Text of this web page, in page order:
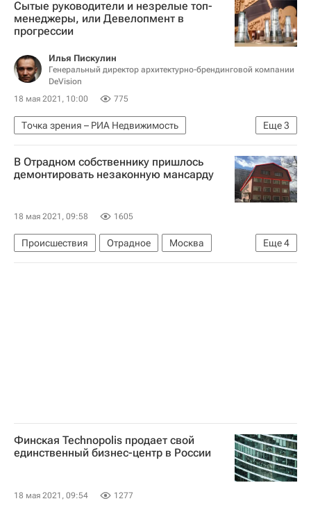
Комплекс городского хозяйства Москвы
Москва
Реставрация
Фонд капитального ремонта Москвы
Россия
Аналитика – РИА Недвижимость
Сытые руководители и незрелые топ-
менеджеры, или Девелопмент в
прогрессии
Илья Пискулин
Генеральный директор архитектурно-брендинговой компании
DeVision
18 мая 2021, 10:00
775
Еще3
Точка зрения – РИА Недвижимость
Девелоперы
Городская среда
Урбанистика
В Отрадном собственнику пришлось
демонтировать незаконную мансарду
18 мая 2021, 09:58 1605
Еще4
Происшествия Отрадное
Москва
Госинспекция по недвижимости
Финская Technopolis продает свой
единственный бизнес-центр в России
18 мая 2021, 09:54 1277